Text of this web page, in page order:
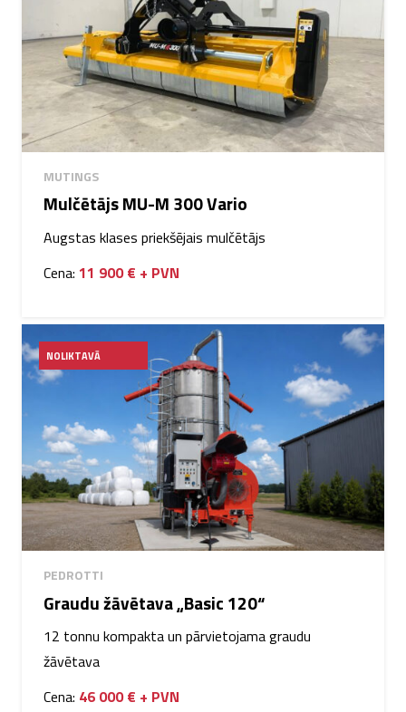
MUTINGS
Mulčētājs MU-M 300 Vario
Augstas klases priekšējais mulčētājs
Cena: 11 900 € + PVN
NOLIKTAVĀ
PEDROTTI
Graudu žāvētava „Basic 120“
12 tonnu kompakta un pārvietojama graudu
žāvētava
Cena: 46 000 € + PVN